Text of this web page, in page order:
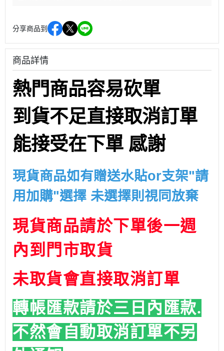
分享商品到
商品詳情
熱門商品容易砍單
到貨不足直接取消訂單
能接受在下單 感謝
現貨商品如有贈送水貼or支架"請
用加購"選擇 未選擇則視同放棄
現貨商品請於下單後一週
內到門市取貨
未取貨會直接取消訂單
轉帳匯款請於三日內匯款.
不然會自動取消訂單不另